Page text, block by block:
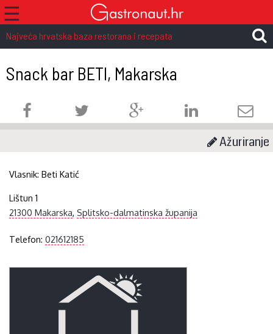
☰
Najveća hrvatska baza restorana i recepata
Snack bar BETI, Makarska
Ažuriranje
Vlasnik:Beti Katić
Lištun 1
21300 Makarska,Splitsko-dalmatinska županija
Telefon:021612185